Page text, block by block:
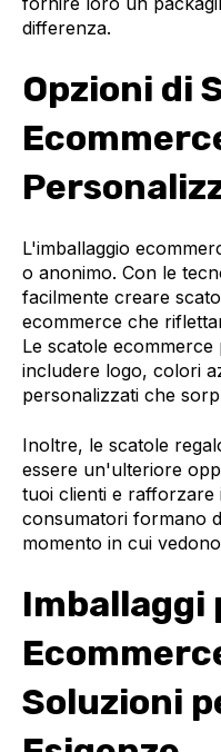
differenza.
Opzioni di
L'imballaggio
o anonimo. Con le
facilmente creare
ecommerce che
Le scatole
includere logo, colori
personalizzati che
Inoltre, le scatole
essere un'ulteriore
tuoi clienti e rafforzare
consumatori formano
momento in cui
Imballaggi
Soluzioni